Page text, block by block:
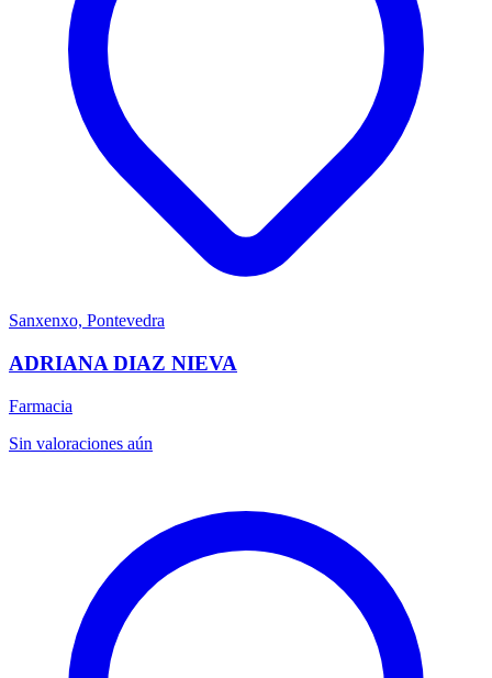
Sanxenxo, Pontevedra
ADRIANA DIAZ NIEVA
Farmacia
Sin valoraciones aún